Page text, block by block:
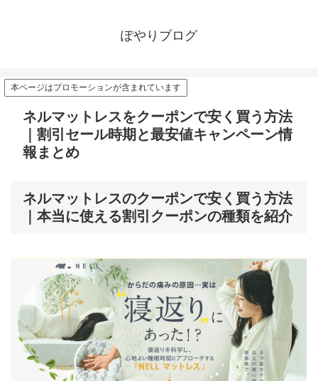
ぽやりブログ
本ページはプロモーションが含まれています
ネルマットレスをクーポンで安く買う方法
｜割引セール時期と最安値キャンペーン情
報まとめ
ネルマットレスのクーポンで安く買う方法
｜本当に使える割引クーポンの種類を紹介